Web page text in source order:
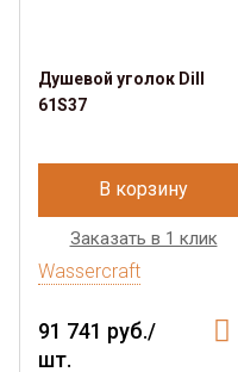
Душевой уголок Dill
61S37
В корзину
Заказать в 1 клик
Wassercraft
91 741 руб./
шт.